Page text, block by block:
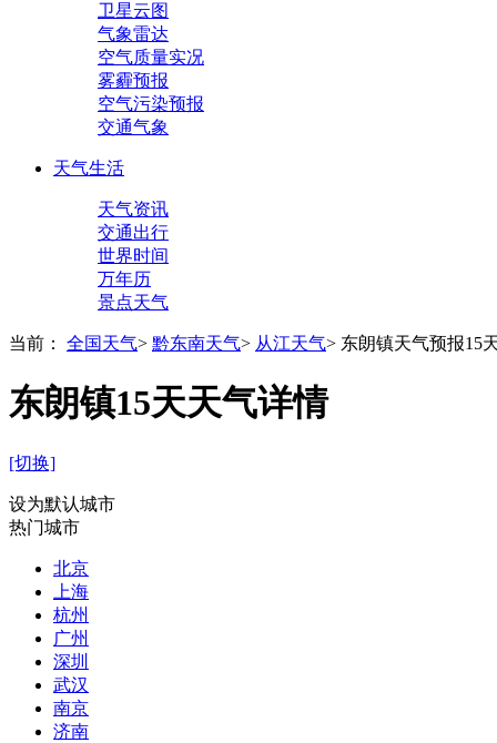
卫星云图
气象雷达
空气质量实况
雾霾预报
空气污染预报
交通气象
天气生活
天气资讯
交通出行
世界时间
万年历
景点天气
当前： 全国天气> 黔东南天气> 从江天气> 东朗镇天气预报15
东朗镇15天天气详情
[切换]
设为默认城市
热门城市
北京
上海
杭州
广州
深圳
武汉
南京
济南